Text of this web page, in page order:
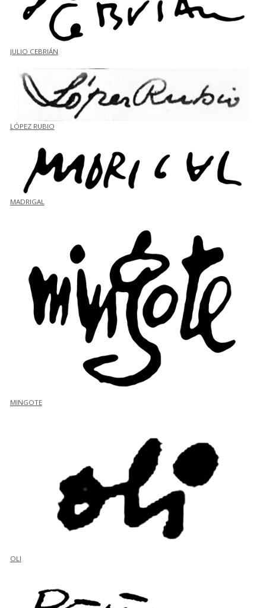
JULIO CEBRIÁN
LÓPEZ RUBIO
MADRIGAL
MINGOTE
OLI